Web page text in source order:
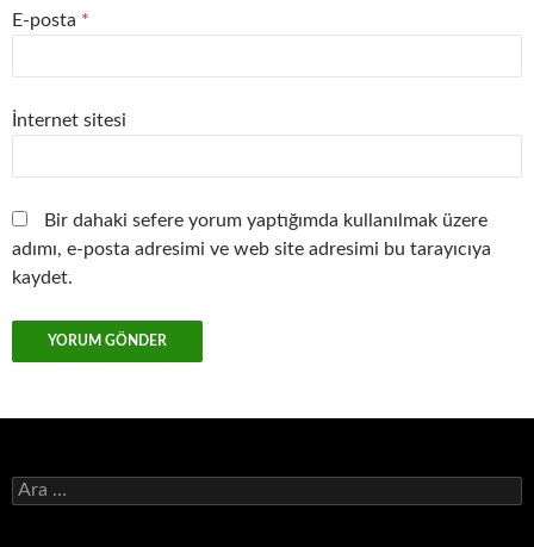
E-posta *
İnternet sitesi
Bir dahaki sefere yorum yaptığımda kullanılmak üzere
adımı, e-posta adresimi ve web site adresimi bu tarayıcıya
kaydet.
Arama: